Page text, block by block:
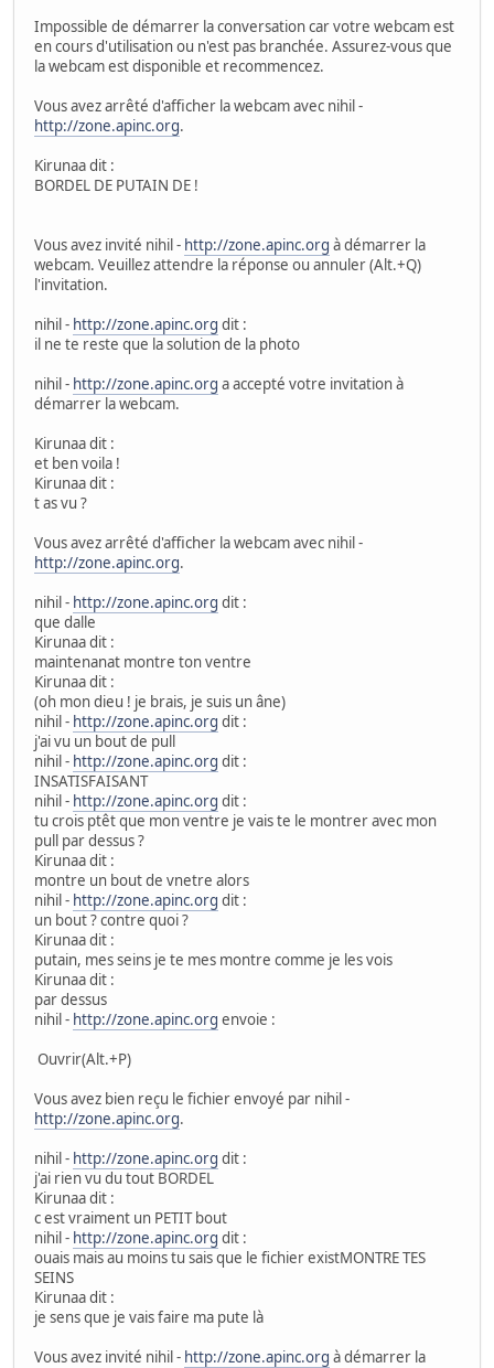
Impossible de démarrer la conversation car votre webcam est
en cours d'utilisation ou n'est pas branchée. Assurez-vous que
la webcam est disponible et recommencez.
Vous avez arrêté d'afficher la webcam avec nihil -
http://zone.apinc.org.
Kirunaa dit :
BORDEL DE PUTAIN DE !
Vous avez invité nihil - http://zone.apinc.org à démarrer la
webcam. Veuillez attendre la réponse ou annuler (Alt.+Q)
l'invitation.
nihil - http://zone.apinc.org dit :
il ne te reste que la solution de la photo
nihil - http://zone.apinc.org a accepté votre invitation à
démarrer la webcam.
Kirunaa dit :
et ben voila !
Kirunaa dit :
t as vu ?
Vous avez arrêté d'afficher la webcam avec nihil -
http://zone.apinc.org.
nihil - http://zone.apinc.org dit :
que dalle
Kirunaa dit :
maintenanat montre ton ventre
Kirunaa dit :
(oh mon dieu ! je brais, je suis un âne)
nihil - http://zone.apinc.org dit :
j'ai vu un bout de pull
nihil - http://zone.apinc.org dit :
INSATISFAISANT
nihil - http://zone.apinc.org dit :
tu crois ptêt que mon ventre je vais te le montrer avec mon
pull par dessus ?
Kirunaa dit :
montre un bout de vnetre alors
nihil - http://zone.apinc.org dit :
un bout ? contre quoi ?
Kirunaa dit :
putain, mes seins je te mes montre comme je les vois
Kirunaa dit :
par dessus
nihil - http://zone.apinc.org envoie :
Ouvrir(Alt.+P)
Vous avez bien reçu le fichier envoyé par nihil -
http://zone.apinc.org.
nihil - http://zone.apinc.org dit :
j'ai rien vu du tout BORDEL
Kirunaa dit :
c est vraiment un PETIT bout
nihil - http://zone.apinc.org dit :
ouais mais au moins tu sais que le fichier existMONTRE TES
SEINS
Kirunaa dit :
je sens que je vais faire ma pute là
Vous avez invité nihil - http://zone.apinc.org à démarrer la